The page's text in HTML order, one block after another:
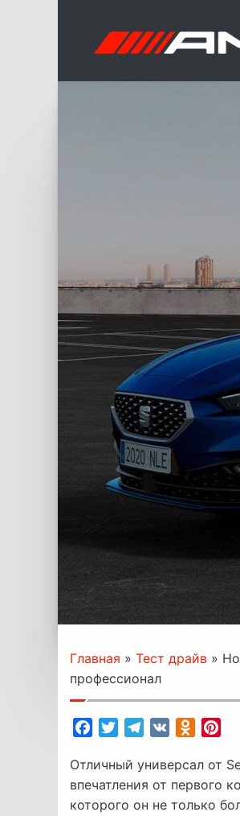
Главная » Тест драйв »
профессионал
FacebookTwitterTelegram
VK
Отличный универсал от
впечатления от первого
которого он не только